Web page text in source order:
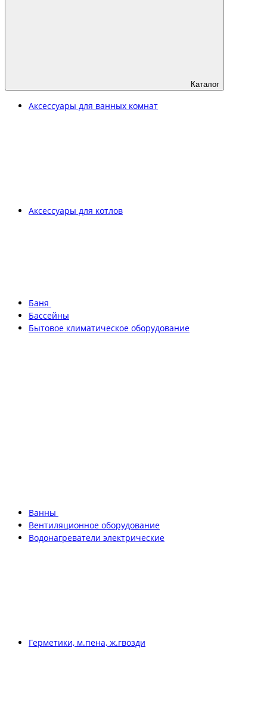
Каталог
Аксессуары для ванных комнат
Аксессуары для котлов
Баня
Бассейны
Бытовое климатическое оборудование
Ванны
Вентиляционное оборудование
Водонагреватели электрические
Герметики, м.пена, ж.гвозди